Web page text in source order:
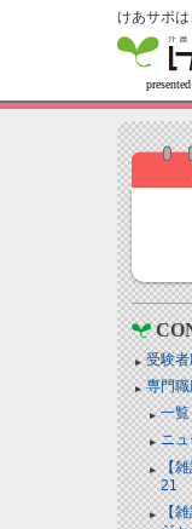
けあサポ
受験者
専門職
一覧
ニュ
【雑
21
【雑